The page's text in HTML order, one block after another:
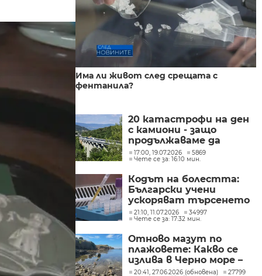
Има ли живот след срещата с
фентанила?
20 катастрофи на ден
с камиони - защо
продължаваме да
товарим
магистралите вместо
железниците?
17:00, 19.07.2026
5869
Чете се за: 16:10 мин.
Кодът на болестта:
Български учени
ускоряват търсенето
на лечение за
наследствени
невродегенеративни
заболявания
21:10, 11.07.2026
34997
Чете се за: 17:32 мин.
Отново мазут по
плажовете: Какво се
излива в Черно море –
анализ на пробите
20:41, 27.06.2026 (обновена)
27799